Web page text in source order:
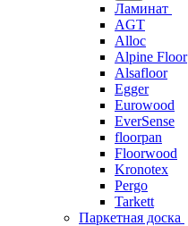
Ламинат
AGT
Alloc
Alpine Floor
Alsafloor
Egger
Eurowood
EverSense
floorpan
Floorwood
Kronotex
Pergo
Tarkett
Паркетная доска